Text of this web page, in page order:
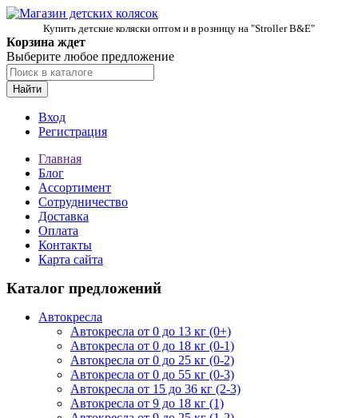
Купить детские коляски оптом и в розницу на "Stroller B&E"
Корзина ждет
Выберите любое предложение
Найти
Вход
Регистрация
Главная
Блог
Ассортимент
Сотрудничество
Доставка
Оплата
Контакты
Карта сайта
Каталог предложений
Автокресла
Автокресла от 0 до 13 кг (0+)
Автокресла от 0 до 18 кг (0-1)
Автокресла от 0 до 25 кг (0-2)
Автокресла от 0 до 55 кг (0-3)
Автокресла от 15 до 36 кг (2-3)
Автокресла от 9 до 18 кг (1)